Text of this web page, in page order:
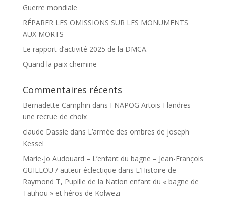
Guerre mondiale
RÉPARER LES OMISSIONS SUR LES MONUMENTS
AUX MORTS
Le rapport d’activité 2025 de la DMCA.
Quand la paix chemine
Commentaires récents
Bernadette Camphin dans FNAPOG Artois-Flandres
une recrue de choix
claude Dassie dans L’armée des ombres de joseph
Kessel
Marie-Jo Audouard – L’enfant du bagne – Jean-François
GUILLOU / auteur éclectique dans L’Histoire de
Raymond T, Pupille de la Nation enfant du « bagne de
Tatihou » et héros de Kolwezi